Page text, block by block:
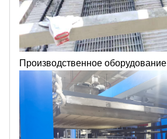
Производственное оборудование